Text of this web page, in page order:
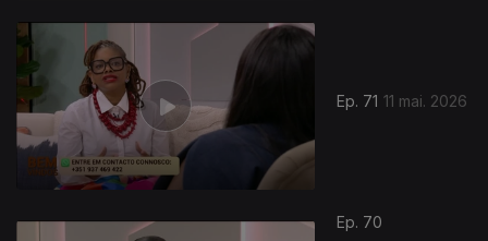
Ep. 71 11 mai. 2026
Ep. 70
927678